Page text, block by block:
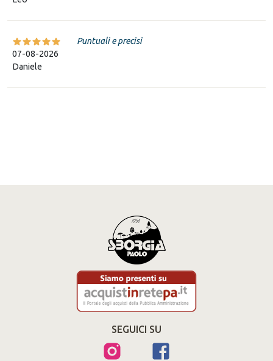
07-08-2026
Daniele
Puntuali e precisi
SEGUICI SU